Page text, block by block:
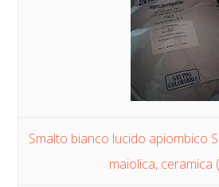
Smalto bianco lucido apiombico
maiolica, ceramica